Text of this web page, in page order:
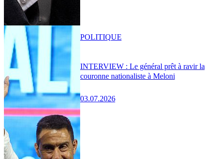
INTERVIEW : Le général prêt à ravir la
couronne nationaliste à Meloni
03.07.2026
POLITIQUE